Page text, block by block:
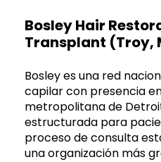
Bosley Hair
Transplant (Troy,
Bosley es una red
capilar con presencia
metropolitana de
estructurada para
proceso de consulta
una organización más